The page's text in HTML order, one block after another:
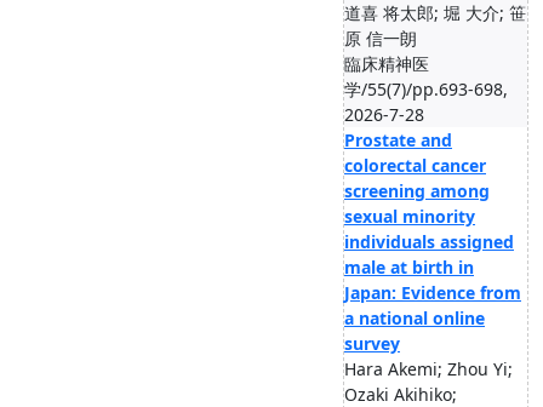
道喜 将太郎; 堀 大介; 笹
原 信一朗
臨床精神医
学/55(7)/pp.693-698,
2026-7-28
Prostate and
colorectal cancer
screening among
sexual minority
individuals assigned
male at birth in
Japan: Evidence from
a national online
survey
Hara Akemi; Zhou Yi;
Ozaki Akihiko;